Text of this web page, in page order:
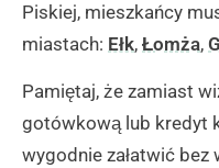
Piskiej, mieszkańcy
miastach: Ełk, Łomża,
Pamiętaj, że zamiast
gotówkową lub kredyt
wygodnie załatwić bez